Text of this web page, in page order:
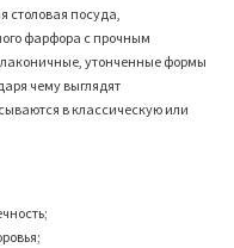
столовая посуда,
фарфора с прочным
утонченные формы
чему выглядят
в классическую или